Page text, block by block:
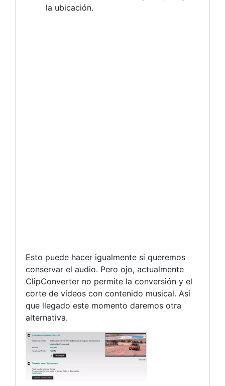
la ubicación.
Esto puede hacer igualmente si queremos
conservar el audio. Pero ojo, actualmente
ClipConverter no permite la conversión y el
corte de vídeos con contenido musical. Así
que llegado este momento daremos otra
alternativa.